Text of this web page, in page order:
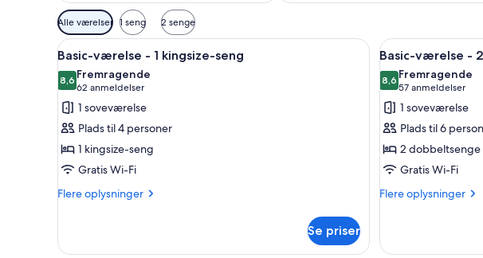
Tilgængelige
filtre
for
værelser
Alle værelser 1 seng 2 senge
Indlæs
alle
billeder
af
Basic-
værelse
-
1
kingsize-
Et hotelværelse med seng, skrivebord, stol, fjernsyn og et
9
Basic-værelse - 1 kingsize-seng
8,68,6 ud af 10
Fremragende
62 anmeldelser
(62
anmeldelser)
1 soveværelse
Plads til 4 personer
1 kingsize-seng
Gratis Wi-Fi
Flere oplysninger
Flere
værelse
Se priser
Indlæs
alle
billeder
af
Basic-
værelse
-
2
dobbeltsenge
10
Basic-værelse -
8,68,6 ud af 10
Fremragende
57 anmeldelser
(57
anmeldelser)
1 soveværelse
Plads til 6
2 dobbeltsenge
Gratis Wi-Fi
Flere oplysninger
Flere
værelse